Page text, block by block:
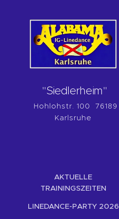
"Siedlerheim"
Hohlohstr. 100 76189
Karlsruhe
AKTUELLE
TRAININGSZEITEN
LINEDANCE-PARTY 2026